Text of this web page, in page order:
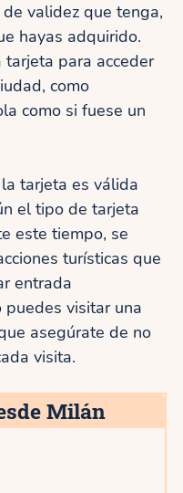
validez que tenga,
hayas adquirido.
para acceder
como
como si fuese un
tarjeta es válida
el tipo de tarjeta
este tiempo, se
turísticas que
entrada
puedes visitar una
asegúrate de no
visita.
Milán